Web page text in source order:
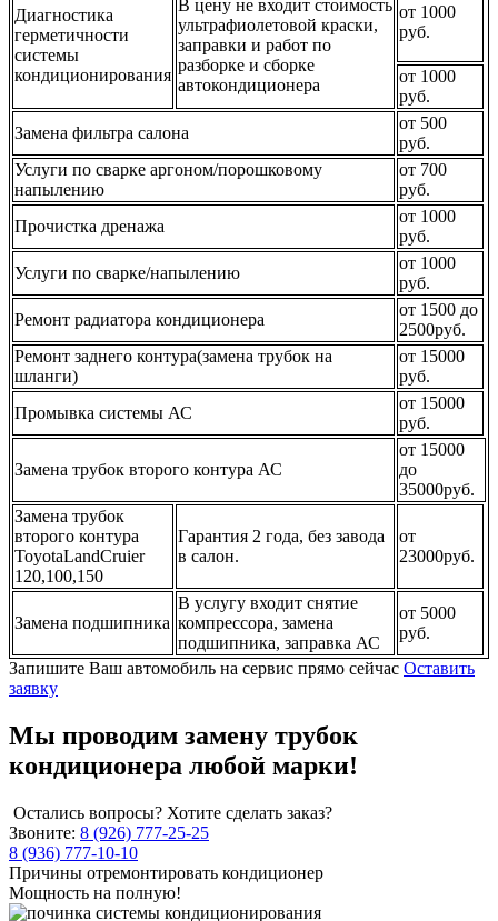
Диагностика
герметичности
системы
кондиционирования
В цену не входит стоимость
ультрафиолетовой краски,
заправки и работ по
разборке и сборке
автокондиционера
от 1000
руб.
от 1000
руб.
Замена фильтра салона
от 500
руб.
Услуги по сварке аргоном/порошковому
напылению
от 700
руб.
Прочистка дренажа
от 1000
руб.
Услуги по сварке/напылению
от 1000
руб.
Ремонт радиатора кондиционера
от 1500 до
2500руб.
Ремонт заднего контура(замена трубок на
шланги)
от 15000
руб.
Промывка системы АС
от 15000
руб.
Замена трубок второго контура АС
от 15000
до
35000руб.
Замена трубок
второго контура
ToyotaLandCruier
120,100,150
Гарантия 2 года, без завода
в салон.
от
23000руб.
Замена подшипника
В услугу входит снятие
компрессора, замена
подшипника, заправка АС
от 5000
руб.
Запишите Ваш автомобиль на сервис прямо сейчас Оставить
заявку
Мы проводим замену трубок
кондиционера любой марки!
Остались вопросы? Хотите сделать заказ?
Звоните: 8 (926) 777-25-25
8 (936) 777-10-10
Причины отремонтировать кондиционер
Мощность на полную!